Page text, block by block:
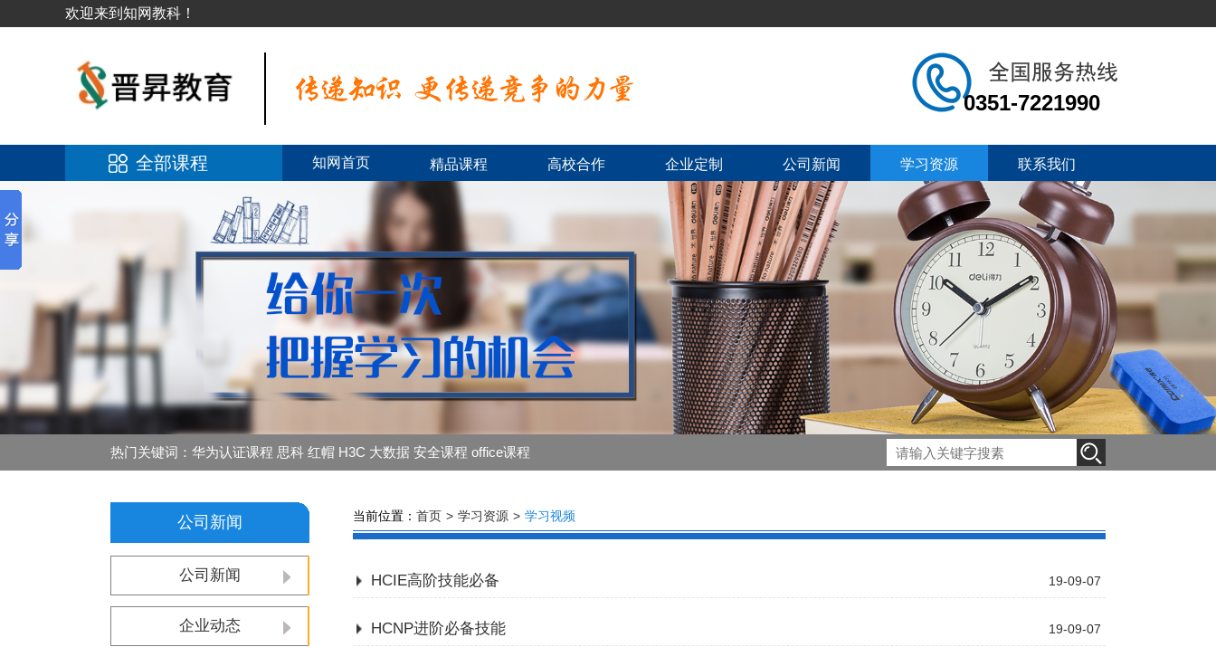
欢迎来到知网教科！
0351-7221990
全部课程 知网首页 精品课程 高校合作 企业定制 公司新闻 学习资源 联系我们
热门关键词：华为认证课程 思科 红帽 H3C 大数据 安全课程 office课程
公司新闻
公司新闻
企业动态
当前位置： 首页 > 学习资源 > 学习视频
HCIE高阶技能必备 19-09-07
HCNP进阶必备技能 19-09-07